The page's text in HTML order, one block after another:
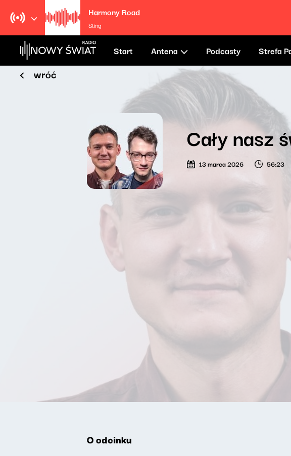
Harmony Road
Sting
Start Antena Podcasty Strefa
wróć
Cały nasz
13 marca 2026 56:23
O odcinku